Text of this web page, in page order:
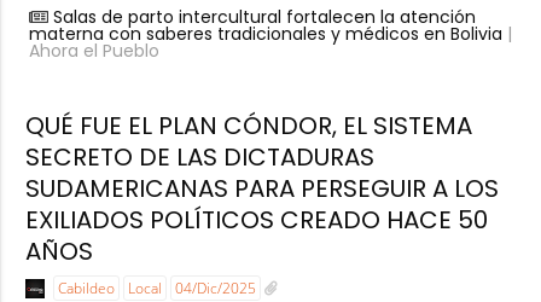
Salas de parto intercultural fortalecen la atención
materna con saberes tradicionales y médicos en Bolivia |
Ahora el Pueblo
QUÉ FUE EL PLAN CÓNDOR, EL SISTEMA
SECRETO DE LAS DICTADURAS
SUDAMERICANAS PARA PERSEGUIR A LOS
EXILIADOS POLÍTICOS CREADO HACE 50
AÑOS
Cabildeo Local 04/Dic/2025